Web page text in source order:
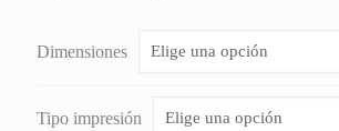
precios:
1,35€
Dimensiones
Tipo impresión